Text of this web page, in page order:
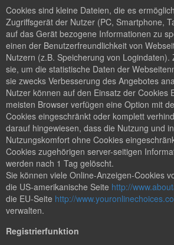
Cookies sind kleine Dateien, die es
Zugriffsgerät der Nutzer (PC, Smartphone,
auf das Gerät bezogene Informationen zu
einen der Benutzerfreundlichkeit von
Nutzern (z.B. Speicherung von Logindaten).
sie, um die statistische Daten der
sie zwecks Verbesserung des Angebotes
Nutzer können auf den Einsatz der Cookies
meisten Browser verfügen eine Option mit
Cookies eingeschränkt oder komplett
darauf hingewiesen, dass die Nutzung und
Nutzungskomfort ohne Cookies
Cookies zugehörigen server-seitigen
werden nach 1 Tag gelöscht.
Sie können viele Online-Anzeigen-Cookies
die US-amerikanische Seite http://
die EU-Seite http://
verwalten.
Registrierfunktion